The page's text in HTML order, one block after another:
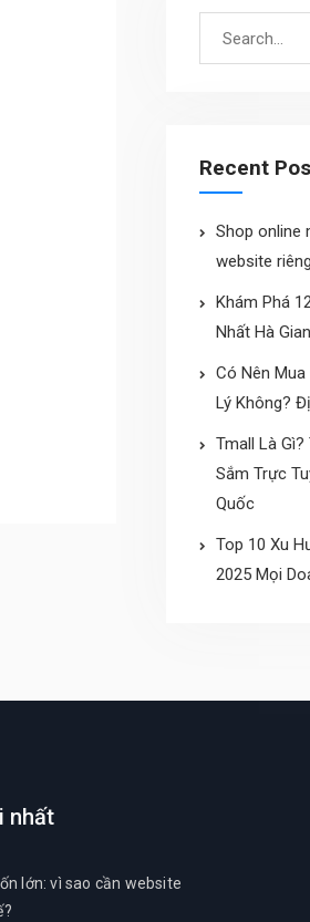
Recent
Shop online
website
Khám Phá
Nhất Hà
Có Nên
Lý Không?
Tmall Là
Sắm Trực
Quốc
Top 10 Xu
2025 Mọi
nhất
lớn: vì sao cần website